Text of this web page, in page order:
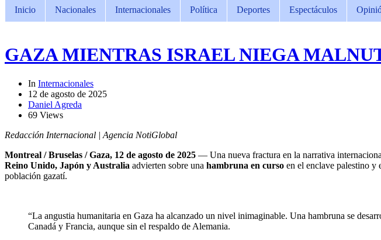
Inicio Nacionales Internacionales Política Deportes Espectáculos
GAZA MIENTRAS ISRAEL NIEGA
In Internacionales
12 de agosto de 2025
Daniel Agreda
69 Views
Redacción Internacional | Agencia NotiGlobal
Montreal / Bruselas / Gaza, 12 de agosto de 2025 — Una nueva fractura en la narrativa
Reino Unido, Japón y Australia advierten sobre una hambruna en curso en el enclave palestino y
población gazatí.
“La angustia humanitaria en Gaza ha alcanzado un nivel inimaginable. Una hambruna se
Canadá y Francia, aunque sin el respaldo de Alemania.